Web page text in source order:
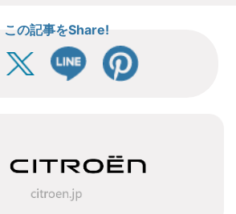
この記事をShare!